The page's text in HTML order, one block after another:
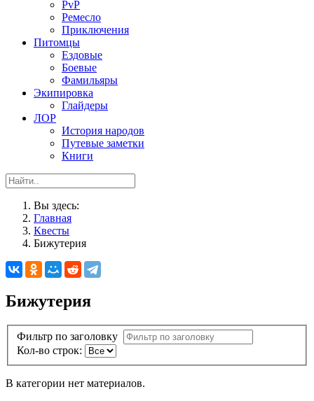
PvP
Ремесло
Приключения
Питомцы
Ездовые
Боевые
Фамильяры
Экипировка
Глайдеры
ЛОР
История народов
Путевые заметки
Книги
Вы здесь:
Главная
Квесты
Бижутерия
Бижутерия
Фильтр по заголовку
Кол-во строк:
В категории нет материалов.